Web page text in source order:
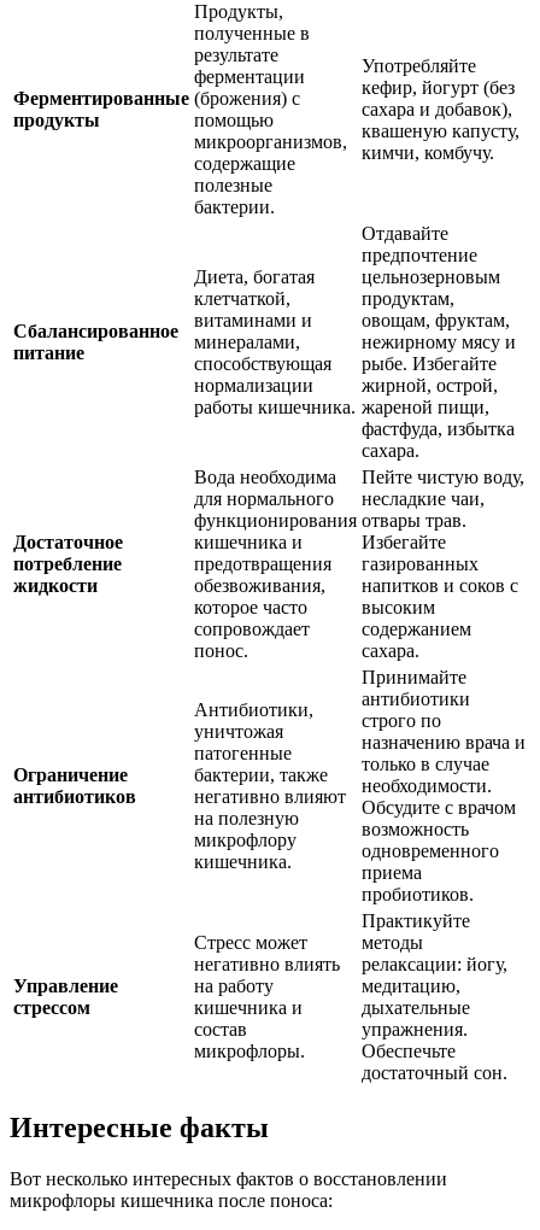
Ферментированные
продукты
Продукты,
полученные в
результате
ферментации
(брожения) с
помощью
микроорганизмов,
содержащие
полезные
бактерии.
Употребляйте
кефир, йогурт (без
сахара и добавок),
квашеную капусту,
кимчи, комбучу.
Сбалансированное
питание
Диета, богатая
клетчаткой,
витаминами и
минералами,
способствующая
нормализации
работы кишечника.
Отдавайте
предпочтение
цельнозерновым
продуктам,
овощам, фруктам,
нежирному мясу и
рыбе. Избегайте
жирной, острой,
жареной пищи,
фастфуда, избытка
сахара.
Достаточное
потребление
жидкости
Вода необходима
для нормального
функционирования
кишечника и
предотвращения
обезвоживания,
которое часто
сопровождает
понос.
Пейте чистую воду,
несладкие чаи,
отвары трав.
Избегайте
газированных
напитков и соков с
высоким
содержанием
сахара.
Ограничение
антибиотиков
Антибиотики,
уничтожая
патогенные
бактерии, также
негативно влияют
на полезную
микрофлору
кишечника.
Принимайте
антибиотики
строго по
назначению врача и
только в случае
необходимости.
Обсудите с врачом
возможность
одновременного
приема
пробиотиков.
Управление
стрессом
Стресс может
негативно влиять
на работу
кишечника и
состав
микрофлоры.
Практикуйте
методы
релаксации: йогу,
медитацию,
дыхательные
упражнения.
Обеспечьте
достаточный сон.
Интересные факты
Вот несколько интересных фактов о восстановлении
микрофлоры кишечника после поноса: